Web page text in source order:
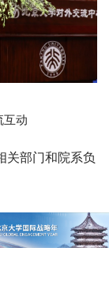
互动
关部门和院系负